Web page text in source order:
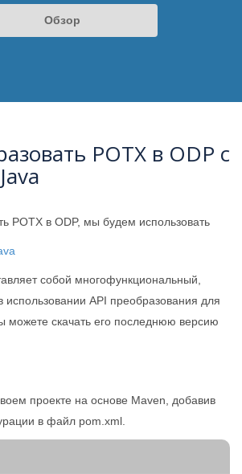
Обзор
POTX в ODP с
POTX в ODP, мы будем использовать
собой многофункциональный,
API преобразования для
скачать его последнюю версию
проекте на основе Maven, добавив
в файл pom.xml.